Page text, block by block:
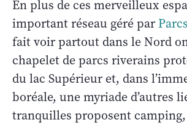
En plus de ces merveilleux
important réseau géré par
fait voir partout dans le Nord
chapelet de parcs riverains
du lac Supérieur et, dans
boréale, une myriade d’autres
tranquilles proposent camping,